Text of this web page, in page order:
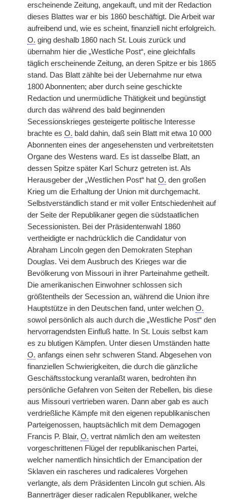
erscheinende Zeitung, angekauft, und mit der Redaction
dieses Blattes war er bis 1860 beschäftigt. Die Arbeit war
aufreibend und, wie es scheint, finanziell nicht erfolgreich.
O. ging deshalb 1860 nach St. Louis zurück und
übernahm hier die „Westliche Post“, eine gleichfalls
täglich erscheinende Zeitung, an deren Spitze er bis 1865
stand. Das Blatt zählte bei der Uebernahme nur etwa
1800 Abonnenten; aber durch seine geschickte
Redaction und unermüdliche Thätigkeit und begünstigt
durch das während des bald beginnenden
Secessionskrieges gesteigerte politische Interesse
brachte es O. bald dahin, daß sein Blatt mit etwa 10 000
Abonnenten eines der angesehensten und verbreitetsten
Organe des Westens ward. Es ist dasselbe Blatt, an
dessen Spitze später Karl Schurz getreten ist. Als
Herausgeber der „Westlichen Post“ hat O. den großen
Krieg um die Erhaltung der Union mit durchgemacht.
Selbstverständlich stand er mit voller Entschiedenheit auf
der Seite der Republikaner gegen die südstaatlichen
Secessionisten. Bei der Präsidentenwahl 1860
vertheidigte er nachdrücklich die Candidatur von
Abraham Lincoln gegen den Demokraten Stephan
Douglas. Vei dem Ausbruch des Krieges war die
Bevölkerung von Missouri in ihrer Parteinahme getheilt.
Die amerikanischen Einwohner schlossen sich
größtentheils der Secession an, während die Union ihre
Hauptstütze in den Deutschen fand, unter welchen O.
sowol persönlich als auch durch die „Westliche Post“ den
hervorragendsten Einfluß hatte. In St. Louis selbst kam
es zu blutigen Kämpfen. Unter diesen Umständen hatte
O. anfangs einen sehr schweren Stand. Abgesehen von
finanziellen Schwierigkeiten, die durch die gänzliche
Geschäftsstockung veranlaßt waren, bedrohten ihn
persönliche Gefahren von Seiten der Rebellen, bis diese
aus Missouri vertrieben waren. Dann aber gab es auch
verdrießliche Kämpfe mit den eigenen republikanischen
Parteigenossen, hauptsächlich mit dem Demagogen
Francis P. Blair, O. vertrat nämlich den am weitesten
vorgeschrittenen Flügel der republikanischen Partei,
welcher namentlich hinsichtlich der Emancipation der
Sklaven ein rascheres und radicaleres Vorgehen
verlangte, als dem Präsidenten Lincoln gut schien. Als
Bannerträger dieser radicalen Republikaner, welche